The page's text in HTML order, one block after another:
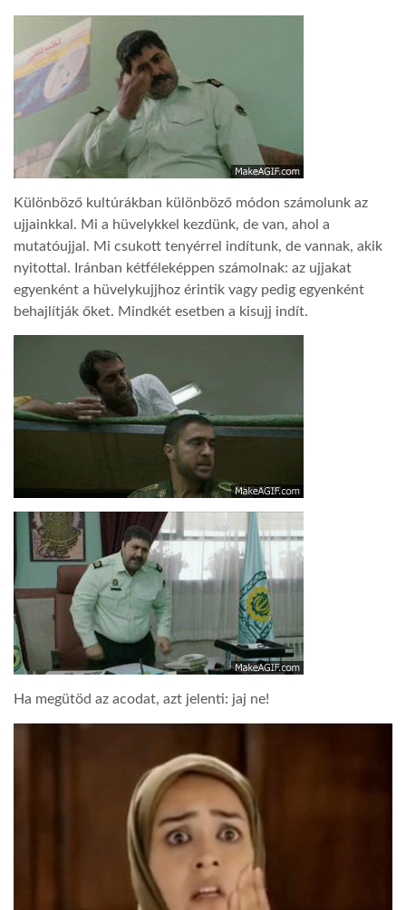
Különböző kultúrákban különböző módon számolunk az
ujjainkkal. Mi a hüvelykkel kezdünk, de van, ahol a
mutatóujjal. Mi csukott tenyérrel indítunk, de vannak, akik
nyitottal. Iránban kétféleképpen számolnak: az ujjakat
egyenként a hüvelykujjhoz érintik vagy pedig egyenként
behajlítják őket. Mindkét esetben a kisujj indít.
Ha megütöd az acodat, azt jelenti: jaj ne!